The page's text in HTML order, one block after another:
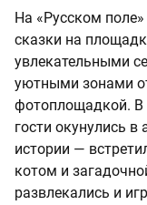
На «Русском
сказки на
увлекательными
уютными зонами
фотоплощадкой.
гости окунулись
истории —
котом и
развлекались и